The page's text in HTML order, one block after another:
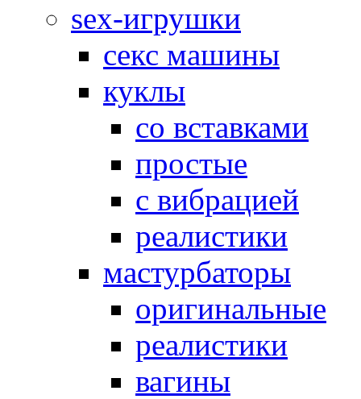
sex-игрушки
секс машины
куклы
со вставками
простые
с вибрацией
реалистики
мастурбаторы
оригинальные
реалистики
вагины